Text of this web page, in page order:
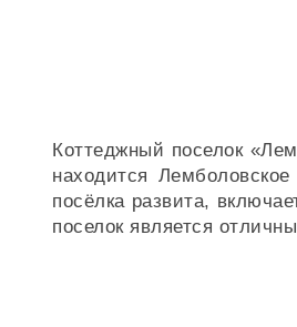
Коттеджный поселок
находится
посёлка развита,
поселок является